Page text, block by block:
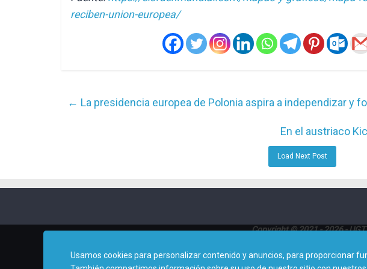
reciben-union-europea/
← La presidencia europea de Polonia aspira a independizar y
En el austriaco
Load Next Post
Copyright © 2021 - 2026 -
Avenida
Usamos cookies para personalizar contenido y anuncios, para proporcionar